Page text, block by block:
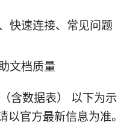
快速连接、常见问题
文档质量
含数据表） 以下为示
官方最新信息为准。